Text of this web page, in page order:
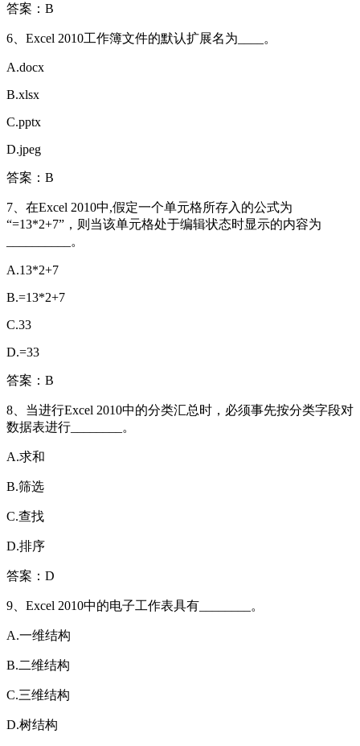
答案：B
6、Excel 2010工作簿文件的默认扩展名为____。
A.docx
B.xlsx
C.pptx
D.jpeg
答案：B
7、在Excel 2010中,假定一个单元格所存入的公式为
“=13*2+7”，则当该单元格处于编辑状态时显示的内容为
__________。
A.13*2+7
B.=13*2+7
C.33
D.=33
答案：B
8、当进行Excel 2010中的分类汇总时，必须事先按分类字段对
数据表进行________。
A.求和
B.筛选
C.查找
D.排序
答案：D
9、Excel 2010中的电子工作表具有________。
A.一维结构
B.二维结构
C.三维结构
D.树结构